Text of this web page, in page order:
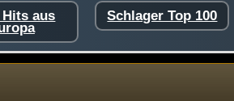
Hits aus Schlager Top 100